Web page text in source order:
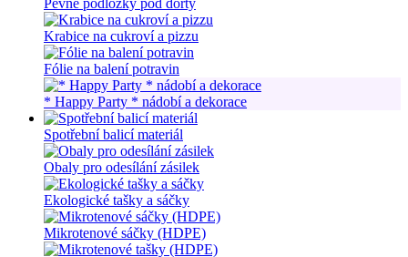
Pevné podložky pod dorty
Krabice na cukroví a pizzu
Fólie na balení potravin
* Happy Party * nádobí a dekorace
Spotřební balicí materiál
Obaly pro odesílání zásilek
Ekologické tašky a sáčky
Mikrotenové sáčky (HDPE)